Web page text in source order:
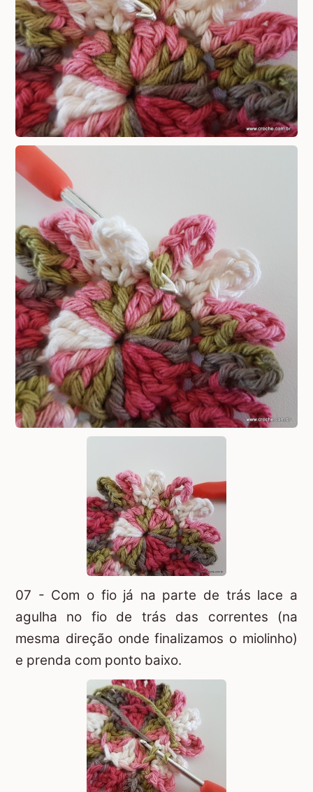
07 - Com o fio já na parte de trás lace a
agulha no fio de trás das correntes (na
mesma direção onde finalizamos o miolinho)
e prenda com ponto baixo.